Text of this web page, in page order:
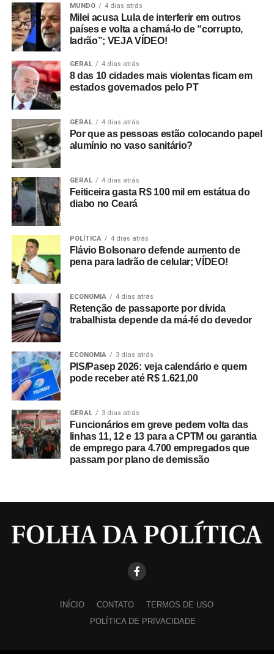
MUNDO 4 dias atrás
Milei acusa Lula de interferir em outros
países e volta a chamá-lo de “corrupto,
ladrão”; VEJA VÍDEO!
GERAL 4 dias atrás
8 das 10 cidades mais violentas ficam em
estados governados pelo PT
GERAL 4 dias atrás
Por que as pessoas estão colocando papel
alumínio no vaso sanitário?
GERAL 4 dias atrás
Feiticeira gasta R$ 100 mil em estátua do
diabo no Ceará
POLÍTICA 4 dias atrás
Flávio Bolsonaro defende aumento de
pena para ladrão de celular; VÍDEO!
ECONOMIA 4 dias atrás
Retenção de passaporte por dívida
trabalhista depende da má-fé do devedor
ECONOMIA 3 dias atrás
PIS/Pasep 2026: veja calendário e quem
pode receber até R$ 1.621,00
GERAL 3 dias atrás
Funcionários em greve pedem volta das
linhas 11, 12 e 13 para a CPTM ou garantia
de emprego para 4.700 empregados que
passam por plano de demissão
INÍCIO CONTATO
TERMOS DE USO
POLÍTICA DE PRIVACIDADE